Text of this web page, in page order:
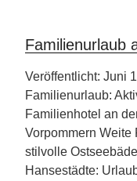
Familienurlaub
Veröffentlicht: Juni
Familienurlaub:
Familienhotel an
Vorpommern Weite
stilvolle
Hansestädte: